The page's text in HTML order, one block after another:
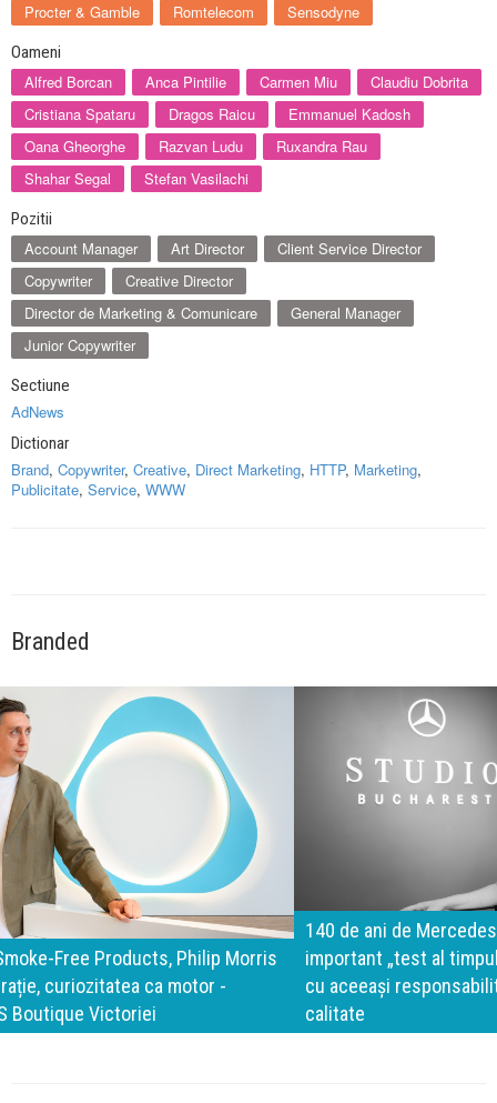
Procter & Gamble
Romtelecom Sensodyne
Oameni
Alfred Borcan Anca Pintilie Carmen Miu
Claudiu Dobrita
Cristiana Spataru
Dragos Raicu
Emmanuel Kadosh
Oana Gheorghe
Razvan Ludu
Ruxandra Rau
Shahar Segal
Stefan Vasilachi
Pozitii
Account Manager Art Director
Client Service Director
Copywriter
Creative Director
Director de Marketing & Comunicare
General Manager
Junior Copywriter
Sectiune
AdNews
Dictionar
Brand, Copywriter, Creative, Direct Marketing, HTTP, Marketing,
Publicitate, Service, WWW
Branded
140 de ani de Mercedes-Benz. Ramona Pîrlog: Cel mai
important „test al timpului” este să inovăm constant, dar
cu aceeași responsabilitate față de oameni, siguranță și
calitate